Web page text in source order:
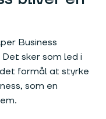
Business
sker som led i
formål at styrke
som en